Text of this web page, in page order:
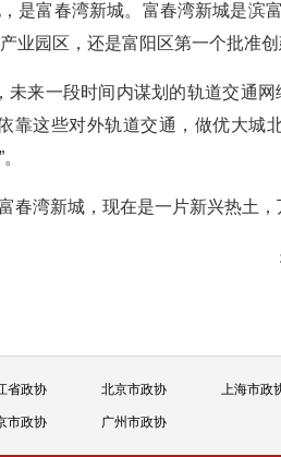
是富春湾新城。富春湾新城是滨
业园区，还是富阳区第一个批准创
未来一段时间内谋划的轨道交通
靠这些对外轨道交通，做优大城
春湾新城，现在是一片新兴热土，
省政协 北京市政协 上海市政
市政协 广州市政协